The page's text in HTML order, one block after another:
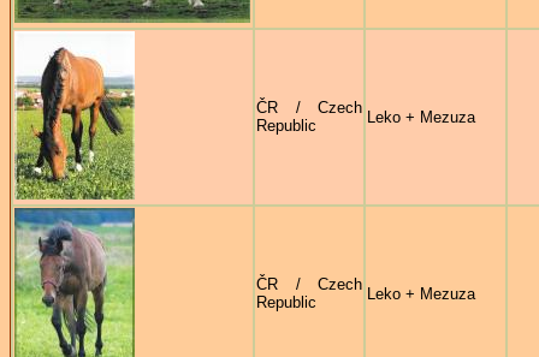
ČR / Czech
Republic
Leko + Mezuza
ČR / Czech
Republic
Leko + Mezuza